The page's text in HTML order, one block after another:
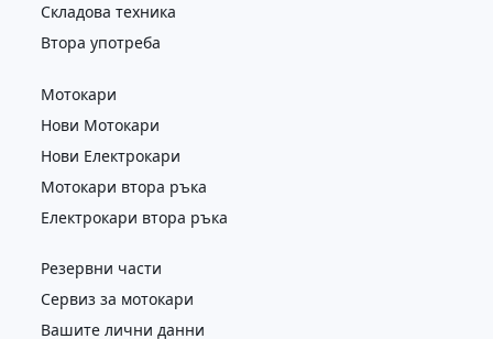
Складова техника
Втора употреба
Мотокари
Нови Мотокари
Нови Електрокари
Мотокари втора ръка
Електрокари втора ръка
Резервни части
Сервиз за мотокари
Вашите лични данни